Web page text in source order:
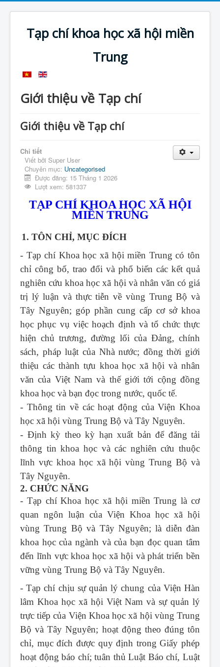
Tạp chí khoa học xã hội miền
Trung
Giới thiệu về Tạp chí
Giới thiệu về Tạp chí
Chi tiết
Viết bởi Super User
Chuyên mục: Uncategorised
Được đăng: 15 Tháng 1 2026
Lượt xem: 581337
TẠP CHÍ KHOA HỌC XÃ HỘI
MIỀN TRUNG
1. TÔN CHỈ, MỤC ĐÍCH
- Tạp chí Khoa học xã hội miền Trung có tôn
chỉ công bố, trao đổi và phổ biến các kết quả
nghiên cứu khoa học xã hội và nhân văn có giá
trị lý luận và thực tiễn về vùng Trung Bộ và
Tây Nguyên; góp phần cung cấp cơ sở khoa
học phục vụ việc hoạch định và tổ chức thực
hiện chủ trương, đường lối của Đảng, chính
sách, pháp luật của Nhà nước; đồng thời giới
thiệu các thành tựu khoa học xã hội và nhân
văn của Việt Nam và thế giới tới cộng đồng
khoa học và bạn đọc trong nước, quốc tế.
- Thông tin về các hoạt động của Viện Khoa
học xã hội vùng Trung Bộ và Tây Nguyên.
- Định kỳ theo kỳ hạn xuất bản để đăng tải
thông tin khoa học và các nghiên cứu thuộc
lĩnh vực khoa học xã hội vùng Trung Bộ và
Tây Nguyên.
2. CHỨC NĂNG
- Tạp chí Khoa học xã hội miền Trung là cơ
quan ngôn luận của Viện Khoa học xã hội
vùng Trung Bộ và Tây Nguyên; là diễn đàn
khoa học của ngành và của bạn đọc quan tâm
đến lĩnh vực khoa học xã hội và phát triển bền
vững vùng Trung Bộ và Tây Nguyên.
- Tạp chí chịu sự quản lý chung của Viện Hàn
lâm Khoa học xã hội Việt Nam và sự quản lý
trực tiếp của Viện Khoa học xã hội vùng Trung
Bộ và Tây Nguyên; hoạt động theo đúng tôn
chỉ, mục đích được quy định trong Giấy phép
hoạt động báo chí; tuân thủ Luật Báo chí, Luật